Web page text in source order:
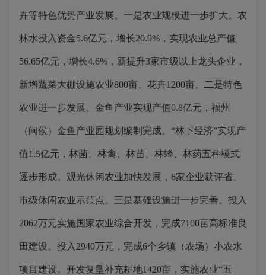
卉等特色优势产业发展。一是农业规模进一步扩大。农
林水投入资金5.6亿元，增长20.9%，实现农业总产值
56.65亿元，增长4.6%，新提升3家市级以上龙头企业，
新增蔬菜大棚设施农业800亩、花卉1200亩。二是特色
农业进一步发展。金鱼产业实现产值0.8亿元，福州
（闽侯）金鱼产业园规划编制完成。“林下经济”实现产
值1.5亿元，林菌、林禽、林苗、林蜂、林药五种模式
逐步形成。观光休闲农业加快发展，6家企业获评省、
市级休闲农业示范点。三是基础设施进一步完善。投入
2062万元实施国家农业综合开发，完成7100亩高标准良
田建设。投入2940万元，完成6个乡镇（农场）小农水
项目建设。开发复垦补充耕地1420亩，实施农业“五